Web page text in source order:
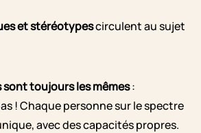
et stéréotypescirculent au sujet
sont toujours les mêmes:
! Chaque personne sur le spectre
avec des capacités propres.